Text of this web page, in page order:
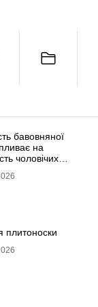
бавовняної
на
чоловічих
плитоноски